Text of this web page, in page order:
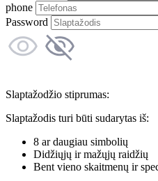
phone
Password
Slaptažodžio stiprumas:
Slaptažodis turi būti sudarytas iš:
8 ar daugiau simbolių
Didžiųjų ir mažųjų raidžių
Bent vieno skaitmenų ir